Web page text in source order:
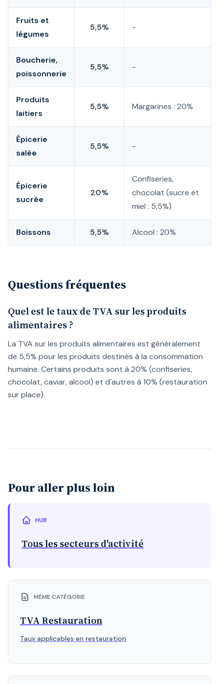
Fruits et
légumes
5,5% -
Boucherie,
poissonnerie
5,5% -
Produits
laitiers
5,5% Margarines : 20%
Épicerie
salée
5,5% -
Épicerie
sucrée
20%
Confiseries,
chocolat (sucre et
miel : 5,5%)
Boissons 5,5% Alcool : 20%
Questions fréquentes
Quel est le taux de TVA sur les produits
alimentaires ?
La TVA sur les produits alimentaires est généralement
de 5,5% pour les produits destinés à la consommation
humaine. Certains produits sont à 20% (confiseries,
chocolat, caviar, alcool) et d'autres à 10% (restauration
sur place).
Pour aller plus loin
HUB
Tous les secteurs d'activité
MÊME CATÉGORIE
TVA Restauration
Taux applicables en restauration